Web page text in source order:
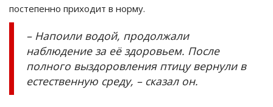
постепенно приходит в норму.
– Напоили водой, продолжали
наблюдение за её здоровьем. После
полного выздоровления птицу вернули в
естественную среду, – сказал он.